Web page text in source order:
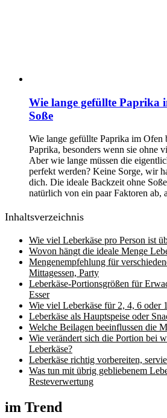
Wie lange gefüllte Paprika
Soße
Wie lange gefüllte Paprika im Ofen
Paprika, besonders wenn sie ohne
Aber wie lange müssen die
perfekt werden? Keine Sorge, wir
dich. Die ideale Backzeit ohne
natürlich von ein paar Faktoren
Inhaltsverzeichnis
Wie viel Leberkäse pro Person ist
Wovon hängt die ideale Menge
Mengenempfehlung für
Mittagessen, Party
Leberkäse-Portionsgrößen für
Esser
Wie viel Leberkäse für 2, 4, 6 oder
Leberkäse als Hauptspeise oder
Welche Beilagen beeinflussen die
Wie verändert sich die Portion bei
Leberkäse?
Leberkäse richtig vorbereiten,
Was tun mit übrig gebliebenem
Resteverwertung
im Trend